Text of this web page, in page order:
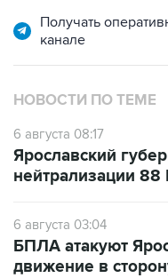
Получать
канале
НОВОСТИ ПО ТЕМЕ
6 августа 08:17
Ярославский
нейтрализации
6 августа 03:04
БПЛА атакуют
движение в